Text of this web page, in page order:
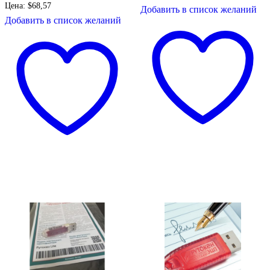
Цена: $68,57
Добавить в список желаний
Добавить в список желаний